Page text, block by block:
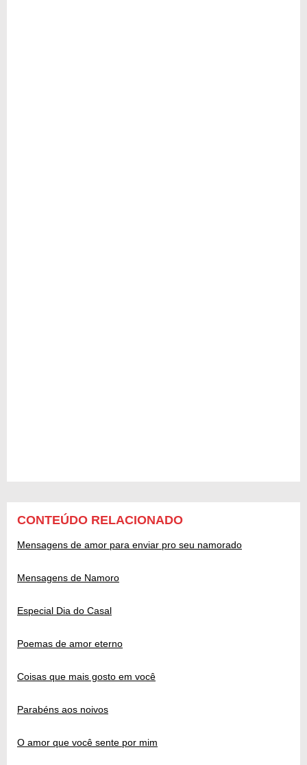
CONTEÚDO RELACIONADO
Mensagens de amor para enviar pro seu namorado
Mensagens de Namoro
Especial Dia do Casal
Poemas de amor eterno
Coisas que mais gosto em você
Parabéns aos noivos
O amor que você sente por mim